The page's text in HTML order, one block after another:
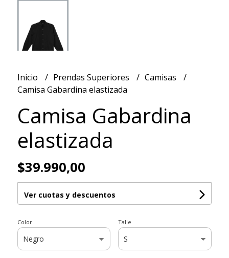
Inicio Prendas Superiores
Camisas
Camisa Gabardina elastizada
Camisa Gabardina
elastizada
$39.990,00
Ver cuotas y descuentos
Color Talle